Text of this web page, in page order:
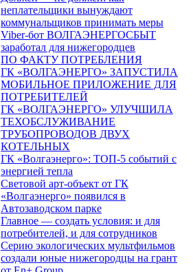
неплательщики вынуждают
коммунальщиков принимать меры
Viber-бот ВОЛГАЭНЕРГОСБЫТ
заработал для нижегородцев
ПО ФАКТУ ПОТРЕБЛЕНИЯ
ГК «ВОЛГАЭНЕРГО» ЗАПУСТИЛА
МОБИЛЬНОЕ ПРИЛОЖЕНИЕ ДЛЯ
ПОТРЕБИТЕЛЕЙ
ГК «ВОЛГАЭНЕРГО» УЛУЧШИЛА
ТЕХОБСЛУЖИВАНИЕ
ТРУБОПРОВОДОВ ДВУХ
КОТЕЛЬНЫХ
ГК «Волгаэнерго»: ТОП-5 событий с
энергией тепла
Световой арт-объект от ГК
«Волгаэнерго» появился в
Автозаводском парке
Главное — создать условия: и для
потребителей, и для сотрудников
Серию экологических мультфильмов
создали юные нижегородцы на грант